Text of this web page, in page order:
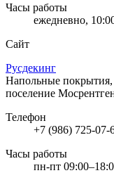
Часы работы
ежедневно,
Сайт
Русдекинг
Напольные
поселение
Телефон
+7 (986) 725-07-
Часы работы
пн-пт